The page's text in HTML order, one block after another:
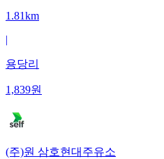
1.81km
|
용당리
1,839원
(주)원 삼호현대주유소